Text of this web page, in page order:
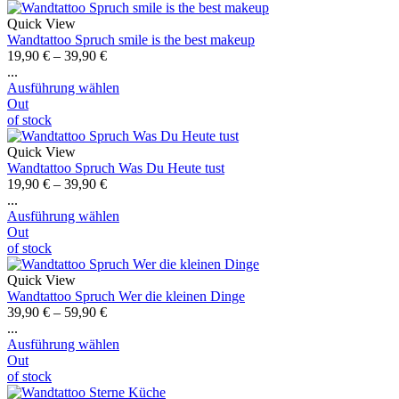
Quick View
Wandtattoo Spruch smile is the best makeup
19,90 € – 39,90 €
...
Ausführung wählen
Out
of stock
Quick View
Wandtattoo Spruch Was Du Heute tust
19,90 € – 39,90 €
...
Ausführung wählen
Out
of stock
Quick View
Wandtattoo Spruch Wer die kleinen Dinge
39,90 € – 59,90 €
...
Ausführung wählen
Out
of stock